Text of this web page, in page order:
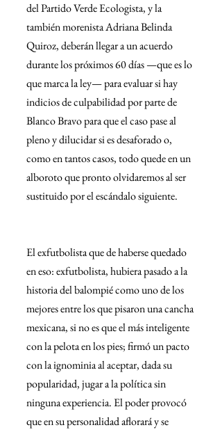
del Partido Verde Ecologista, y la
también morenista Adriana Belinda
Quiroz, deberán llegar a un acuerdo
durante los próximos 60 días —que es lo
que marca la ley— para evaluar si hay
indicios de culpabilidad por parte de
Blanco Bravo para que el caso pase al
pleno y dilucidar si es desaforado o,
como en tantos casos, todo quede en un
alboroto que pronto olvidaremos al ser
sustituido por el escándalo siguiente.
El exfutbolista que de haberse quedado
en eso: exfutbolista, hubiera pasado a la
historia del balompié como uno de los
mejores entre los que pisaron una cancha
mexicana, si no es que el más inteligente
con la pelota en los pies; firmó un pacto
con la ignominia al aceptar, dada su
popularidad, jugar a la política sin
ninguna experiencia. El poder provocó
que en su personalidad aflorará y se